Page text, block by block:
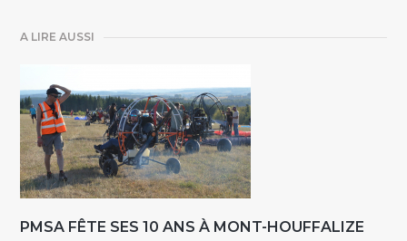
A LIRE AUSSI
PMSA FÊTE SES 10 ANS À MONT-HOUFFALIZE